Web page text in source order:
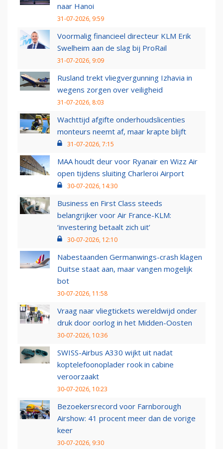
naar Hanoi
31-07-2026, 9:59
Voormalig financieel directeur KLM Erik
Swelheim aan de slag bij ProRail
31-07-2026, 9:09
Rusland trekt vliegvergunning Izhavia in
wegens zorgen over veiligheid
31-07-2026, 8:03
Wachttijd afgifte onderhoudslicenties
monteurs neemt af, maar krapte blijft
31-07-2026, 7:15
MAA houdt deur voor Ryanair en Wizz Air
open tijdens sluiting Charleroi Airport
30-07-2026, 14:30
Business en First Class steeds
belangrijker voor Air France-KLM:
‘investering betaalt zich uit’
30-07-2026, 12:10
Nabestaanden Germanwings-crash klagen
Duitse staat aan, maar vangen mogelijk
bot
30-07-2026, 11:58
Vraag naar vliegtickets wereldwijd onder
druk door oorlog in het Midden-Oosten
30-07-2026, 10:36
SWISS-Airbus A330 wijkt uit nadat
koptelefoonoplader rook in cabine
veroorzaakt
30-07-2026, 10:23
Bezoekersrecord voor Farnborough
Airshow: 41 procent meer dan de vorige
keer
30-07-2026, 9:30